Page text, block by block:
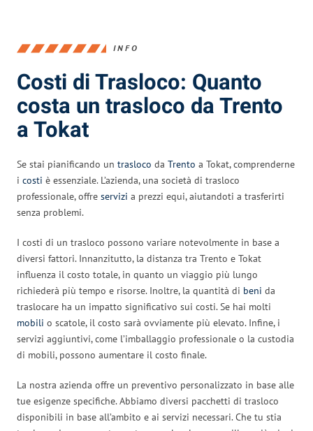
INFO
Costi di Trasloco: Quanto
costa un trasloco da Trento
a Tokat
Se stai pianificando un trasloco da Trento a Tokat, comprenderne
i costi è essenziale. L’azienda, una società di trasloco
professionale, offre servizi a prezzi equi, aiutandoti a trasferirti
senza problemi.
I costi di un trasloco possono variare notevolmente in base a
diversi fattori. Innanzitutto, la distanza tra Trento e Tokat
influenza il costo totale, in quanto un viaggio più lungo
richiederà più tempo e risorse. Inoltre, la quantità di beni da
traslocare ha un impatto significativo sui costi. Se hai molti
mobili o scatole, il costo sarà ovviamente più elevato. Infine, i
servizi aggiuntivi, come l’imballaggio professionale o la custodia
di mobili, possono aumentare il costo finale.
La nostra azienda offre un preventivo personalizzato in base alle
tue esigenze specifiche. Abbiamo diversi pacchetti di trasloco
disponibili in base all’ambito e ai servizi necessari. Che tu stia